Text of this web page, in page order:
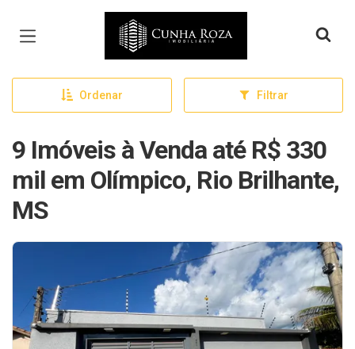
Página inicial
Ordenar Filtrar
9 Imóveis à Venda até R$ 330
mil em Olímpico, Rio Brilhante,
MS